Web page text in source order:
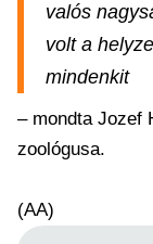
valós
volt a
mindenkit
– mondta Jozef
zoológusa.
(AA)